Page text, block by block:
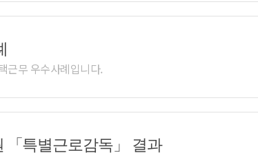
근무 우수사례입니다.
「특별근로감독」 결과